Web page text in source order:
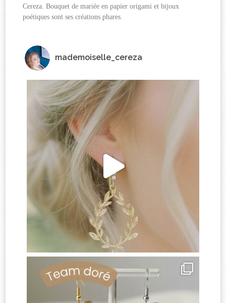
Cereza. Bouquet de mariée en papier origami et bijoux
poétiques sont ses créations phares.
mademoiselle_cereza